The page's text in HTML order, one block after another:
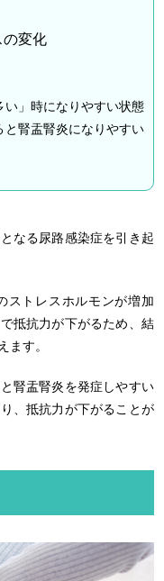
の変化
」時になりやすい状態
腎盂腎炎になりやすい
なる尿路感染症を引き起
ストレスホルモンが増加
抵抗力が下がるため、結
ます。
腎盂腎炎を発症しやすい
、抵抗力が下がることが